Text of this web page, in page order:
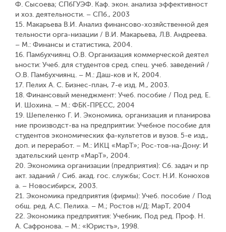
Ф. Сысоева; СПбГУЭФ. Каф. экон. анализа эффективност
и хоз. деятельности. – СПб., 2003
15. Макарьева В.И. Анализ финансово-хозяйственной дея
тельности орга-низации / В.И. Макарьева, Л.В. Андреева.
– М.: Финансы и статистика, 2004.
16. Памбухчиянц О.В. Организация коммерческой деятел
ьности: Учеб. для студентов сред. спец. учеб. заведений /
О.В. Памбухчиянц. – М.: Даш-ков и К, 2004.
17. Пелих А. С. Бизнес-план, 7-е изд. М., 2003.
18. Финансовый менеджмент: Учеб. пособие / Под ред. Е.
И. Шохина. – М.: ФБК-ПРЕСС, 2004
19. Шепеленко Г. И. Экономика, организация и планирова
ние производст-ва на предприятии: Учебное пособие для
студентов экономических фа-культетов и вузов. 5-е изд.,
доп. и переработ. – М.: ИКЦ «МарТ»; Рос-тов-на-Дону: И
здательский центр «МарТ», 2004.
20. Экономика организации (предприятия): Сб. задач и пр
акт. заданий / Сиб. акад. гос. службы; Сост. Н.И. Конюхов
а. – Новосибирск, 2003.
21. Экономика предприятия (фирмы): Учеб. пособие / Под
общ. ред. А.С. Пелиха. – М.; Ростов н/Д: МарТ, 2004
22. Экономика предприятия: Учебник, Под ред. Проф. Н.
А. Сафронова. – М.: «Юристъ», 1998.